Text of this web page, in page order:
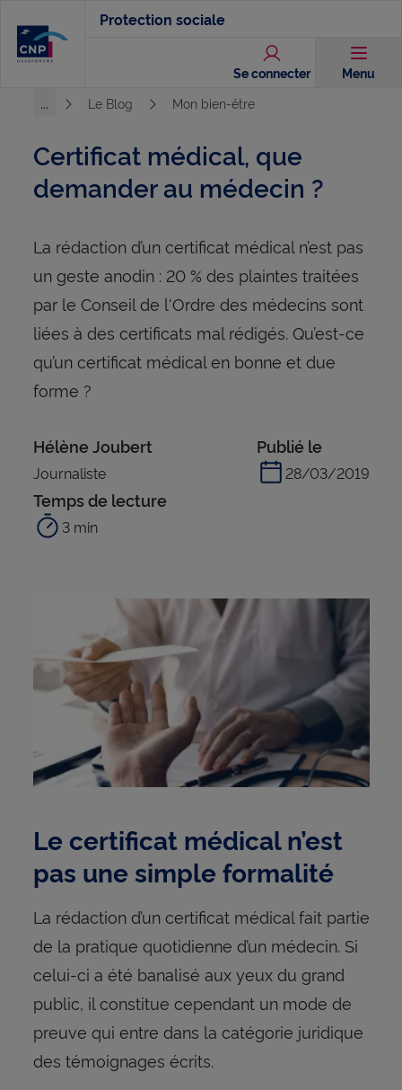
contenu
Protection sociale
Se connecter Menu
...
Le Blog Mon bien-être
Certificat médical, que
demander au médecin ?
La rédaction d’un certificat médical n’est pas
un geste anodin : 20 % des plaintes traitées
par le Conseil de l'Ordre des médecins sont
liées à des certificats mal rédigés. Qu’est-ce
qu’un certificat médical en bonne et due
forme ?
Hélène Joubert
Journaliste
Publié le
28/03/2019
Temps de lecture
3 min
Le certificat médical n’est
pas une simple formalité
La rédaction d’un certificat médical fait partie
de la pratique quotidienne d’un médecin. Si
celui-ci a été banalisé aux yeux du grand
public, il constitue cependant un mode de
preuve qui entre dans la catégorie juridique
des témoignages écrits.